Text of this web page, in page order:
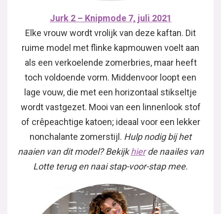
Jurk 2 – Knipmode 7, juli 2021
Elke vrouw wordt vrolijk van deze kaftan. Dit
ruime model met flinke kapmouwen voelt aan
als een verkoelende zomerbries, maar heeft
toch voldoende vorm. Middenvoor loopt een
lage vouw, die met een horizontaal stikseltje
wordt vastgezet. Mooi van een linnenlook stof
of crêpeachtige katoen; ideaal voor een lekker
nonchalante zomerstijl. Hulp nodig bij het
naaien van dit model? Bekijkhierde naailes van
Lotte terug en naai stap-voor-stap mee.